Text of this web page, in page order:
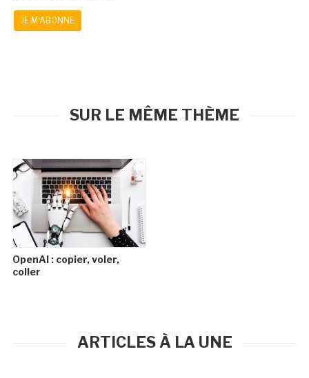
JE M'ABONNE
SUR LE MÊME THÈME
OpenAI : copier, voler,
coller
ARTICLES À LA UNE